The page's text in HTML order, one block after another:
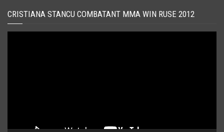
CRISTIANA STANCU COMBATANT MMA WIN RUSE 2012